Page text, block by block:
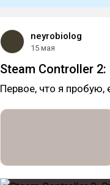
neyrobiolog
15 мая
Steam Controller
Первое, что я пробую,